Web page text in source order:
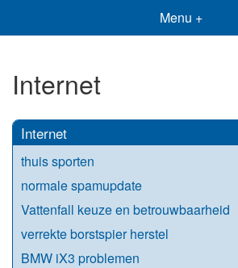
Menu +
Internet
Internet
thuis sporten
normale spamupdate
Vattenfall keuze en betrouwbaarheid
verrekte borstspier herstel
BMW iX3 problemen